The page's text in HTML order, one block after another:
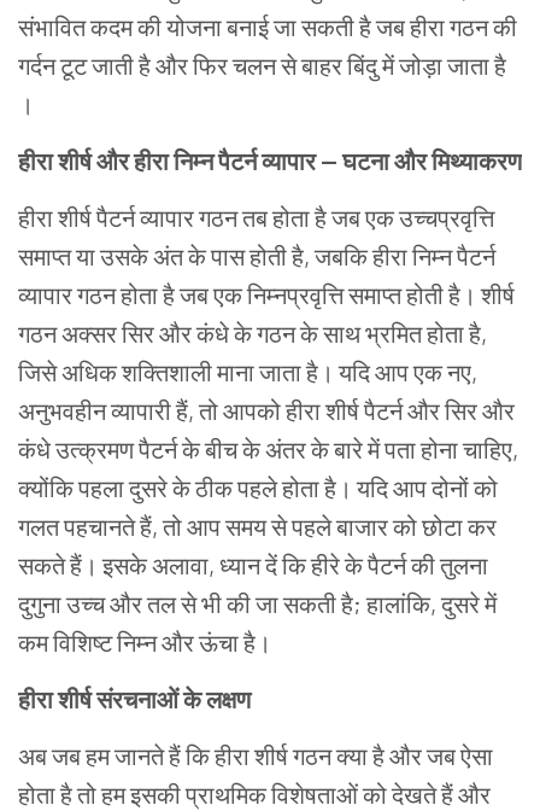
संभावितकदमकीयोजनाबनाईजासकतीहै जबहीरागठनकी
गर्दनटूटजातीहैऔरफिरचलन से बाहरबिंदुमेंजोड़ाजाताहै
।
हीराशीर्षऔरहीरानिम्नपैटर्नव्यापार—घटनाऔरमिथ्याकरण
हीराशीर्षपैटर्नव्यापारगठनतबहोताहैजबएकउच्चप्रवृत्ति
समाप्तयाउसकेअंतकेपास होतीहै,जबकिहीरानिम्नपैटर्न
व्यापारगठनहोताहैजबएकनिम्नप्रवृत्ति समाप्तहोतीहै। शीर्ष
गठनअक्सरसिरऔरकंधेकेगठनकेसाथभ्रमितहोताहै,
जिसेअधिकशक्तिशालीमानाजाताहै। यदिआपएकनए,
अनुभवहीनव्यापारीहैं,तोआपकोहीराशीर्षपैटर्नऔरसिरऔर
कंधेउत्क्रमणपैटर्नकेबीचकेअंतरकेबारेमेंपताहोनाचाहिए,
क्योंकिपहलादुसरेकेठीकपहलेहोताहै। यदिआपदोनोंको
गलतपहचानतेहैं,तोआपसमयसेपहलेबाजारकोछोटाकर
सकतेहैं। इसकेअलावा, ध्यानदेंकिहीरेकेपैटर्नकीतुलना
दुगुनाउच्चऔरतलसेभीकीजासकतीहै;हालांकि,दुसरेमें
कमविशिष्टनिम्नऔरऊंचाहै।
हीराशीर्षसंरचनाओंकेलक्षण
अबजबहमजानतेहैंकिहीराशीर्षगठनक्याहैऔरजबऐसा
होताहैतोहमइसकीप्राथमिकविशेषताओंकोदेखतेहैंऔर